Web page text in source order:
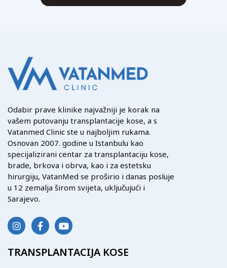
Odabir prave klinike najvažniji je korak na
vašem putovanju transplantacije kose, a s
Vatanmed Clinic ste u najboljim rukama.
Osnovan 2007. godine u Istanbulu kao
specijalizirani centar za transplantaciju kose,
brade, brkova i obrva, kao i za estetsku
hirurgiju, VatanMed se proširio i danas posluje
u 12 zemalja širom svijeta, uključujući i
Sarajevo.
TRANSPLANTACIJA KOSE